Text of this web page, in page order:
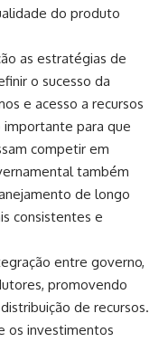
do produto
as estratégias de
o sucesso da
e acesso a recursos
importante para que
competir em
também
de longo
consistentes e
entre governo,
promovendo
de recursos.
os investimentos